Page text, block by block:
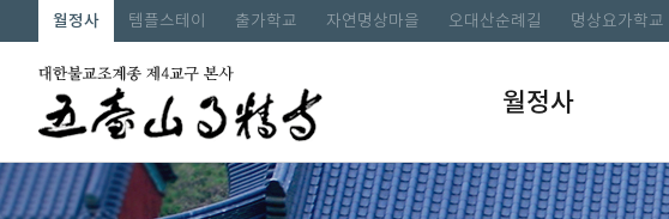
월정사 템플스테이 출가학교 자연명상마을 오대산순례길 명상요가학교
월정사